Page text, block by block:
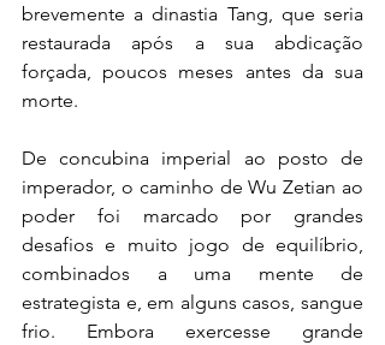
brevemente a dinastia Tang, que seria
restaurada após a sua abdicação
forçada, poucos meses antes da sua
morte.
De concubina imperial ao posto de
imperador, o caminho de Wu Zetian ao
poder foi marcado por grandes
desafios e muito jogo de equilíbrio,
combinados a uma mente de
estrategista e, em alguns casos, sangue
frio. Embora exercesse grande